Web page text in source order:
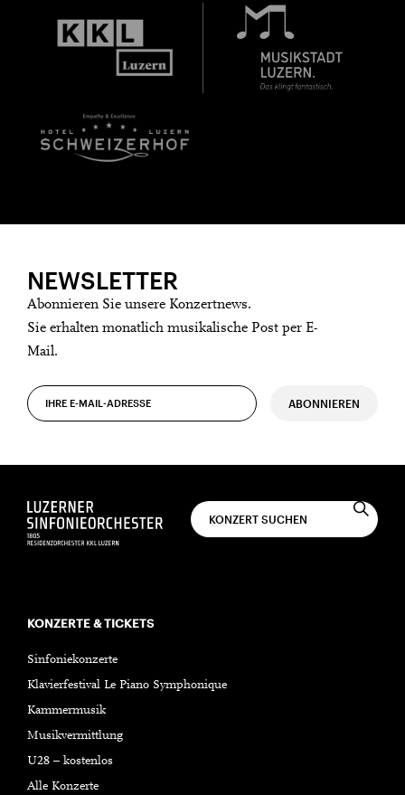
NEWSLETTER
Abonnieren Sie unsere Konzertnews.
Sie erhalten monatlich musikalische Post per E-
Mail.
ABONNIEREN
KONZERTE & TICKETS
Sinfoniekonzerte
Klavierfestival Le Piano Symphonique
Kammermusik
Musikvermittlung
U28 – kostenlos
Alle Konzerte